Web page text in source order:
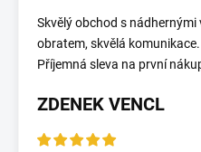
Skvělý obchod s
obratem, skvělá
Příjemná sleva na první
ZDENEK VENCL